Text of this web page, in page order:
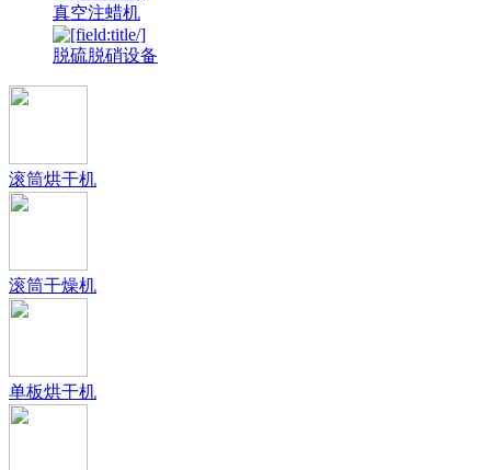
真空注蜡机
脱硫脱硝设备
滚筒烘干机
滚筒干燥机
单板烘干机